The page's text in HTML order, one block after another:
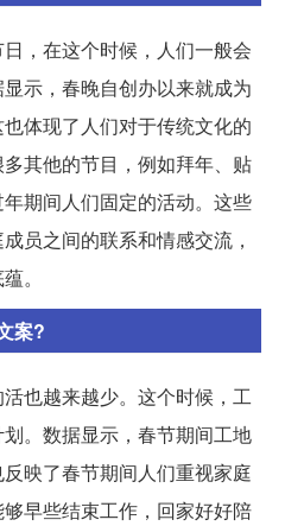
，在这个时候，人们一般会
示，春晚自创办以来就成为
体现了人们对于传统文化的
其他的节目，例如拜年、贴
期间人们固定的活动。这些
员之间的联系和情感交流，
。
案?
也越来越少。这个时候，工
。数据显示，春节期间工地
映了春节期间人们重视家庭
早些结束工作，回家好好陪